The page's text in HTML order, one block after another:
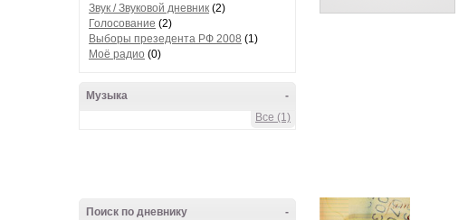
Звук / Звуковой дневник (2)
Голосование (2)
Выборы презедента РФ 2008 (1)
Моё радио (0)
-
Музыка
Все (1)
-
Поиск по дневнику